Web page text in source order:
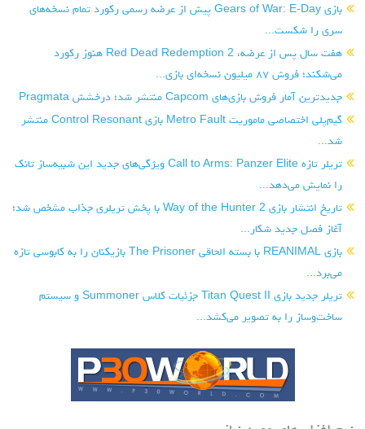
بازی Gears of War: E-Day پیش از عرضه رسمی رکورد تمام نسخه‌های
سری را شکست...
هفت سال پس از عرضه، Red Dead Redemption 2 هنوز رکورد
می‌شکند؛ فروش ۸۷ میلیون نسخه‌ای بازی...
جدیدترین آمار فروش بازی‌های Capcom منتشر شد؛ درخشش Pragmata
گیم‌پلی اختصاصی ماموریت Metro Fault بازی Control Resonant منتشر
شد...
تریلر تازه Call to Arms: Panzer Elite ویژگی‌های جدید این شبیه‌ساز تانک
را نمایش می‌دهد...
تاریخ انتشار بازی Way of the Hunter 2 با پخش تریلری جذاب مشخص شد؛
آغاز فصل جدید شکار...
بازی REANIMAL با بسته الحاقی The Prisoner بازیکنان را به کابوسی تازه
می‌برد...
تریلر جدید بازی Titan Quest II جزئیات کلاس Summoner و سیستم
ساخت‌وساز را به تصویر می‌کشد...